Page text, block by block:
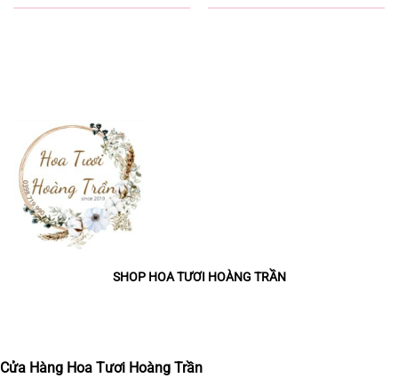
SHOP HOA TƯƠI HOÀNG TRẦN
Cửa Hàng Hoa Tươi Hoàng Trần